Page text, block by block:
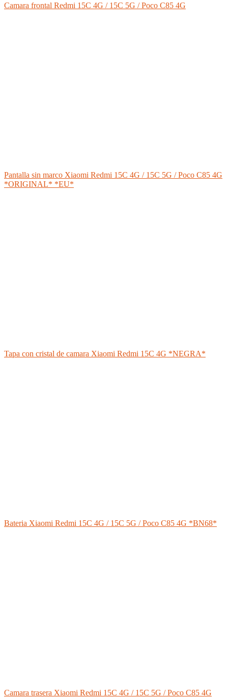
Camara frontal Redmi 15C 4G / 15C 5G / Poco C85 4G
Pantalla sin marco Xiaomi Redmi 15C 4G / 15C 5G / Poco C85 4G
*ORIGINAL* *EU*
Tapa con cristal de camara Xiaomi Redmi 15C 4G *NEGRA*
Bateria Xiaomi Redmi 15C 4G / 15C 5G / Poco C85 4G *BN68*
Camara trasera Xiaomi Redmi 15C 4G / 15C 5G / Poco C85 4G